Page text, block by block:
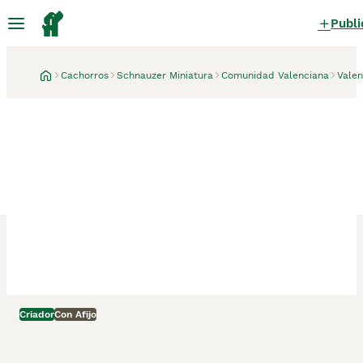
Cachorros Schnauzer Miniatura Comunidad Valenciana
CriadorCon Afijo
3 semanas